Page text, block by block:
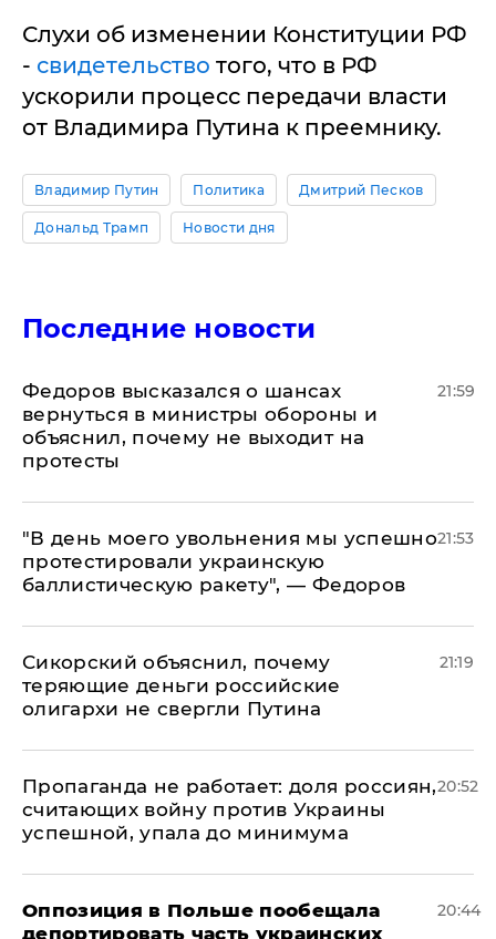
Слухи об изменении Конституции РФ
- свидетельство того, что в РФ
ускорили процесс передачи власти
от Владимира Путина к преемнику.
Владимир Путин Политика Дмитрий Песков
Дональд Трамп Новости дня
Последние новости
Федоров высказался о шансах
вернуться в министры обороны и
объяснил, почему не выходит на
протесты
21:59
​"В день моего увольнения мы успешно
протестировали украинскую
баллистическую ракету", — Федоров
21:53
Сикорский объяснил, почему
теряющие деньги российские
олигархи не свергли Путина
21:19
​Пропаганда не работает: доля россиян,
считающих войну против Украины
успешной, упала до минимума
20:52
Оппозиция в Польше пообещала
депортировать часть украинских
20:44